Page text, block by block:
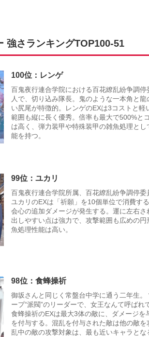
強さランキングTOP100-51
100位：レンゲ
百鬼夜行連合学院における百花繚乱紛争調停
人で、切り込み隊長。鬼のような一本角と龍
い尻尾が特徴的。レンゲのEXは3コストと軽
範囲も縦に長く優秀。倍率も最大で500%と
は高く、弾力装甲や特殊装甲の雑魚処理とし
能を持つ。
99位：ユカリ
百鬼夜行連合学院所属、百花繚乱紛争調停委
ユカリのEXは「祈願」を10個単位で消費す
会心の追加ダメージが発生する。運に左右さ
出しやすい点は強力で、攻撃範囲も広めの円
魚処理性能は高い。
98位：食蜂操祈
御坂さんと同じく常盤台中学に通う二年生。
ープ“派閥”のリーダーで、女王なんて呼ばれ
食蜂操祈のEXは最大3体の敵に、ダメージを
を付与する。混乱を付与された敵は他の敵を
乱中の敵の攻撃対象は、最も近いキャラとな